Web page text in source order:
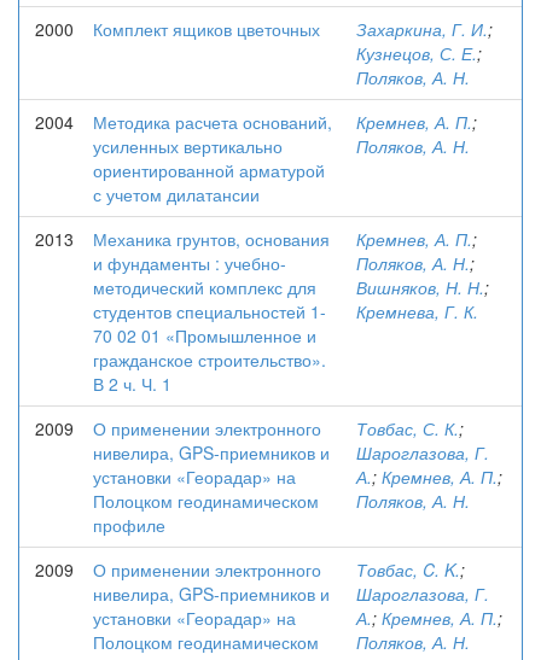
2000 Комплект ящиков цветочных Захаркина, Г. И.;
Кузнецов, С. Е.;
Поляков, А. Н.
2004
Методика расчета оснований,
усиленных вертикально
ориентированной арматурой
с учетом дилатансии
Кремнев, А. П.;
Поляков, А. Н.
2013
Механика грунтов, основания
и фундаменты : учебно-
методический комплекс для
студентов специальностей 1-
70 02 01 «Промышленное и
гражданское строительство».
В 2 ч. Ч. 1
Кремнев, А. П.;
Поляков, А. Н.;
Вишняков, Н. Н.;
Кремнева, Г. К.
2009
О применении электронного
нивелира, GPS-приемников и
установки «Георадар» на
Полоцком геодинамическом
профиле
Товбас, С. К.;
Шароглазова, Г.
А.; Кремнев, А. П.;
Поляков, А. Н.
2009
О применении электронного
нивелира, GPS-приемников и
установки «Георадар» на
Полоцком геодинамическом
Товбас, C. K.;
Шароглазова, Г.
А.; Кремнев, А. П.;
Поляков, А. Н.